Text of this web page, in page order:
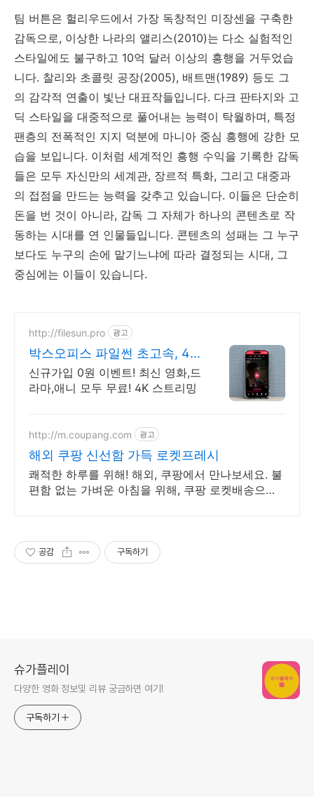
팀 버튼은 헐리우드에서 가장 독창적인 미장센을 구축한
감독으로, 이상한 나라의 앨리스(2010)는 다소 실험적인
스타일에도 불구하고 10억 달러 이상의 흥행을 거두었습
니다. 찰리와 초콜릿 공장(2005), 배트맨(1989) 등도 그
의 감각적 연출이 빛난 대표작들입니다. 다크 판타지와 고
딕 스타일을 대중적으로 풀어내는 능력이 탁월하며, 특정
팬층의 전폭적인 지지 덕분에 마니아 중심 흥행에 강한 모
습을 보입니다. 이처럼 세계적인 흥행 수익을 기록한 감독
들은 모두 자신만의 세계관, 장르적 특화, 그리고 대중과
의 접점을 만드는 능력을 갖추고 있습니다. 이들은 단순히
돈을 번 것이 아니라, 감독 그 자체가 하나의 콘텐츠로 작
동하는 시대를 연 인물들입니다. 콘텐츠의 성패는 그 누구
보다도 누구의 손에 맡기느냐에 따라 결정되는 시대, 그
중심에는 이들이 있습니다.
http://filesun.pro 광고
박스오피스 파일썬 초고속, 4K
실시간 보기!
신규가입 0원 이벤트! 최신 영화,드
라마,애니 모두 무료! 4K 스트리밍
http://m.coupang.com 광고
해외 쿠팡 신선함 가득 로켓프레시
쾌적한 하루를 위해! 해외, 쿠팡에서 만나보세요. 불
편함 없는 가벼운 아침을 위해, 쿠팡 로켓배송으로
공감 구독하기
슈가플레이
다양한 영화 정보및 리뷰 궁금하면 여기!
구독하기